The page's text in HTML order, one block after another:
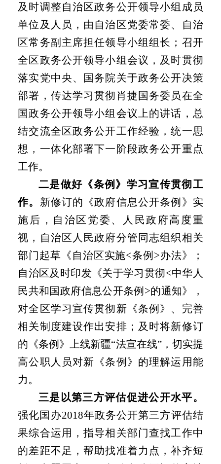
及时调整自治区政务公开领导小组成员
单位及人员，由自治区党委常委、自治
区常务副主席担任领导小组组长；召开
全区政务公开领导小组会议，及时贯彻
落实党中央、国务院关于政务公开决策
部署，传达学习贯彻肖捷国务委员在全
国政务公开领导小组会议上的讲话，总
结交流全区政务公开工作经验，统一思
想，一体化部署下一阶段政务公开重点
工作。
二是做好《条例》学习宣传贯彻工
作。 新修订的《政府信息公开条例》实
施后，自治区党委、人民政府高度重
视，自治区人民政府分管同志组织相关
部门起草《自治区实施<条例 >办法》；
自治区及时印发《关于学习贯彻<中华人
民共和国政府信息公开条例 >的通知》，
对全区学习宣传贯彻新《条例》、完善
相关制度建设作出安排；及时将新修订
的《条例》上线新疆“法宣在线”，切实提
高公职人员对新《条例》的理解运用能
力。
三是以第三方评估促进公开水平。
强化国办2018年政务公开第三方评估结
果综合运用，指导相关部门查找工作中
的差距不足，帮助找准着力点，补齐短